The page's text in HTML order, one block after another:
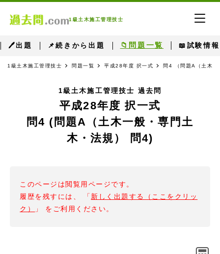
1級土木施工管理技士
🖊出題 📌続きから出題 📁問題一覧 📖試験情報
1級土木施工管理技士 問題一覧 平成28年度 択一式 問4 （問題A（土木
1級土木施工管理技士 過去問
平成28年度 択一式
問4 (問題A（土木一般・専門土
木・法規） 問4)
このページは閲覧用ページです。
履歴を残すには、 「 新しく出題する（ここをクリッ
ク）
」 をご利用ください。